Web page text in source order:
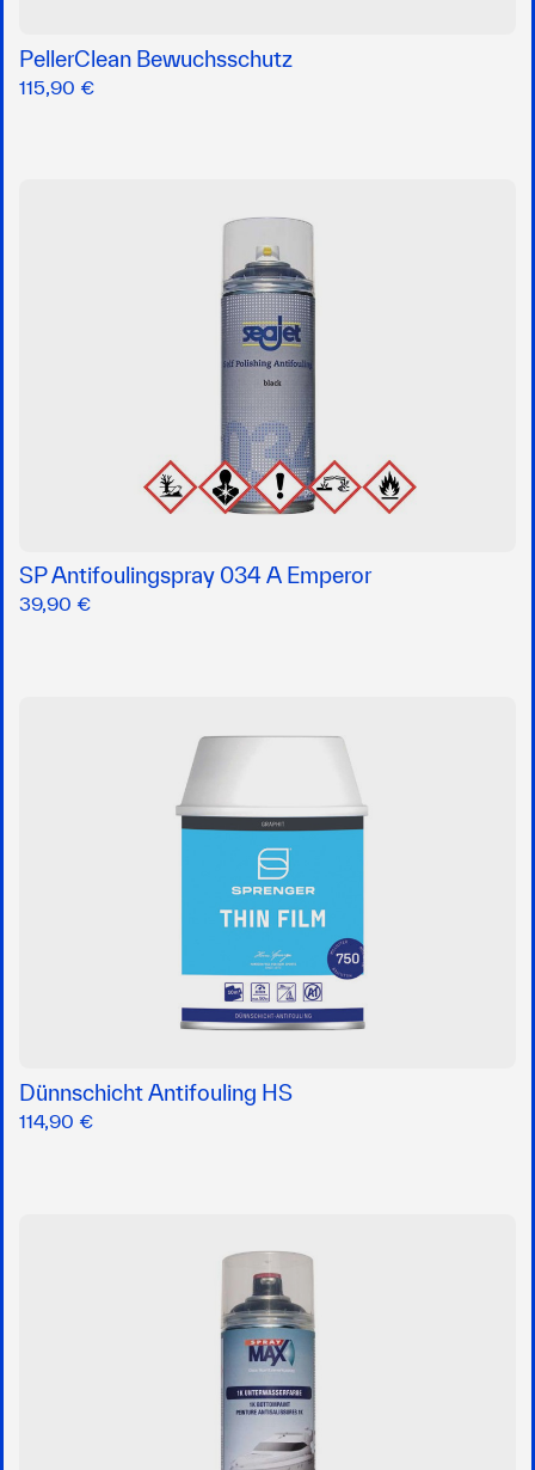
PellerClean Bewuchsschutz
115,90 €
SP Antifoulingspray 034 A Emperor
39,90 €
Dünnschicht Antifouling HS
114,90 €